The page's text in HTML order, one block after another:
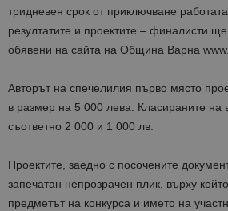
тридневен срок от приключване
резултатите и проектите – финалисти
обявени на сайта на Община Варна
Авторът на спечелилия първо място
в размер на 5 000 лева. Класираните на
съответно 2 000 и 1 000 лв.
Проектите, заедно с посочените
запечатан непрозрачен плик, върху
предметът на конкурса и името на